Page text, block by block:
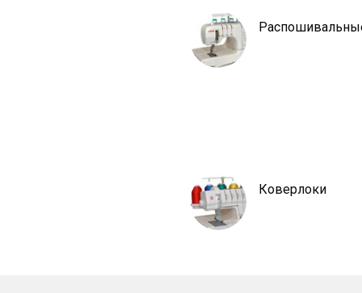
Коверлоки